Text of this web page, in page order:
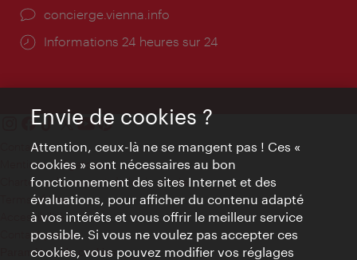
Ort:
concierge.vienna.info
Öffnungszeiten:
Informations 24 heures sur 24
Contact
Mentions obligatoires
Charte sur le respect de la vie privée
Terms of Use
Accessibilité
Contact presse
Paramètres de cookies
Envie de cookies ?
Attention, ceux-là ne se mangent pas ! Ces «
cookies » sont nécessaires au bon
fonctionnement des sites Internet et des
évaluations, pour afficher du contenu adapté
à vos intérêts et vous offrir le meilleur service
possible. Si vous ne voulez pas accepter ces
cookies, vous pouvez modifier vos réglages